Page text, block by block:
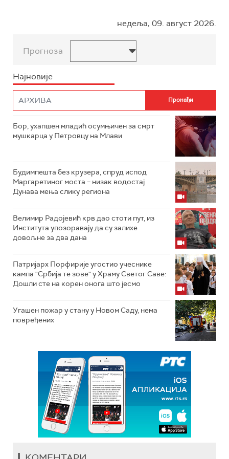
недеља, 09. август 2026.
Прогноза
Најновије
Бор, ухапшен младић осумњичен за смрт
мушкарца у Петровцу на Млави
Будимпешта без крузера, спруд испод
Маргаретиног моста – низак водостај
Дунава мења слику региона
Велимир Радојевић крв дао стоти пут, из
Института упозоравају да су залихе
довољне за два дана
Патријарх Порфирије угостио учеснике
кампа "Србија те зове" у Храму Светог Саве:
Дошли сте на корен онога што јесмо
Угашен пожар у стану у Новом Саду, нема
повређених